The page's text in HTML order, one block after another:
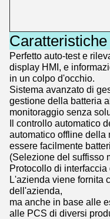
Perfetto auto-test e
display HMI, e
in un colpo d'occhio.
Sistema avanzato di
gestione della batteria
monitoraggio senza
Il controllo automatico
automatico offline della
essere facilmente
(Selezione del suffisso
Protocollo di
L'azienda viene fornita
dell'azienda,
ma anche in base alle
alle PCS di diversi